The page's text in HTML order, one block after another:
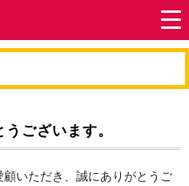
ございます。
いただき、誠にありがとうご